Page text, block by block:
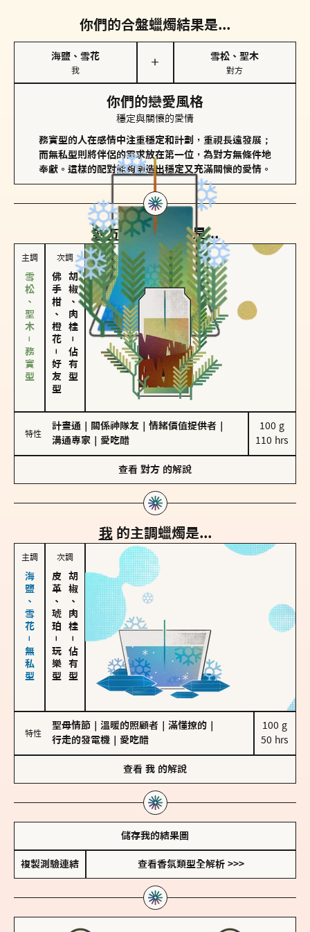
你們的合盤蠟燭結果是...
海鹽、雪花
我
＋
雪松、聖木
對方
你們的戀愛風格
穩定與關懷的愛情
務實型的人在感情中注重穩定和計劃，重視長遠發展；
而無私型則將伴侶的需求放在第一位，為對方無條件地
奉獻。這樣的配對能夠創造出穩定又充滿關懷的愛情。
對方的主調蠟燭是...
主調
雪松、聖木－務實型
次調
佛手柑、橙花
－
好友型
胡椒、肉桂
－
佔有型
特性
計畫通 關係神隊友 情緒價值提供者
溝通專家
愛吃醋
100 g
110 hrs
查看 對方 的解說
我 的主調蠟燭是...
主調
海鹽、雪花－無私型
次調
皮革、琥珀
－
玩樂型
胡椒、肉桂
－
佔有型
特性
聖母情節 溫暖的照顧者 滿懂撩的
行走的發電機
愛吃醋
100 g
50 hrs
查看 我 的解說
儲存我的結果圖
複製測驗連結 查看香氛類型全解析 >>>